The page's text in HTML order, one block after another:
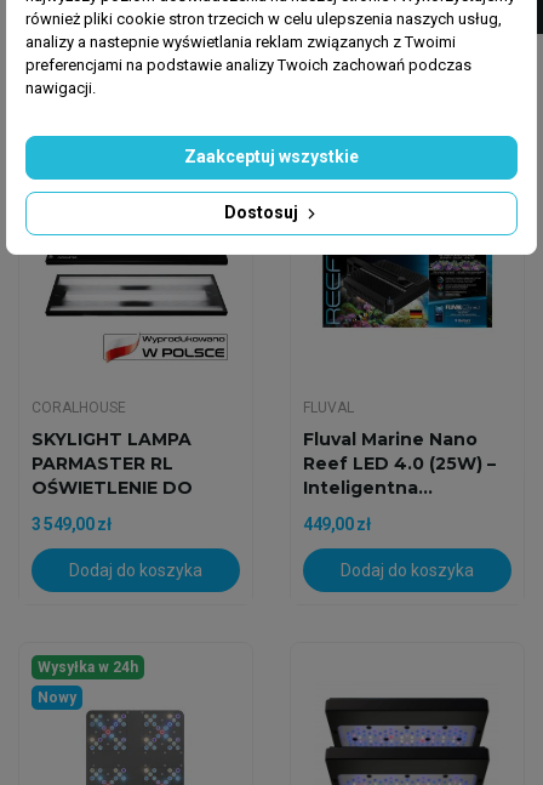
AKWARIUM...
1 999,00 zł
Dodaj do koszyka
AKWARIUM...
2 549,00 zł
Wysyłka w 24h
CORALHOUSE
SKYLIGHT LAMPA
PARMASTER RL
OŚWIETLENIE DO
AKWARIUM...
3 549,00 zł
Dodaj do koszyka
Wysyłka w 24h
FLUVAL
Fluval Marine Nano
Reef LED 4.0 (25W) –
Inteligentna...
449,00 zł
Dodaj do koszyka
Wysyłka w 24h
Nowy
również pliki cookie stron trzecich w celu ulepszenia naszych usług,
analizy a nastepnie wyświetlania reklam związanych z Twoimi
preferencjami na podstawie analizy Twoich zachowań podczas
nawigacji.
Dostosuj
Zaakceptuj wszystkie